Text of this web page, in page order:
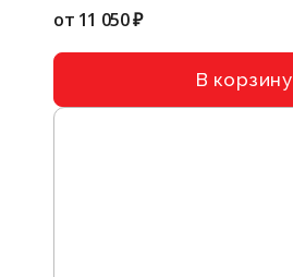
от 11 050 ₽
В корзину